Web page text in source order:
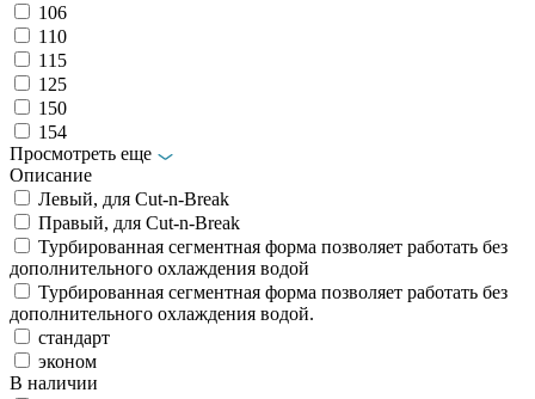
106
110
115
125
150
154
Просмотреть еще
Описание
Левый, для Cut-n-Break
Правый, для Cut-n-Break
Турбированная сегментная форма позволяет работать без
дополнительного охлаждения водой
Турбированная сегментная форма позволяет работать без
дополнительного охлаждения водой.
стандарт
эконом
В наличии